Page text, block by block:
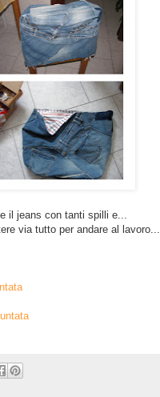
il jeans con tanti spilli e...
via tutto per andare al lavoro...